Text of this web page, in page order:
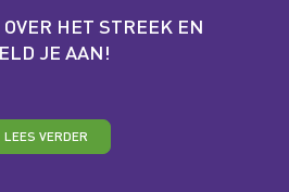
HET STREEK EN
JE AAN!
LEES VERDER